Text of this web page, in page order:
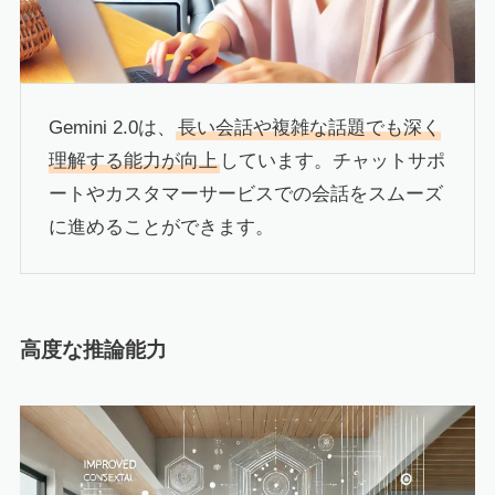
Gemini 2.0は、長い会話や複雑な話題でも深く
理解する能力が向上 しています。チャットサポ
ートやカスタマーサービスでの会話をスムーズ
に進めることができます。
高度な推論能力